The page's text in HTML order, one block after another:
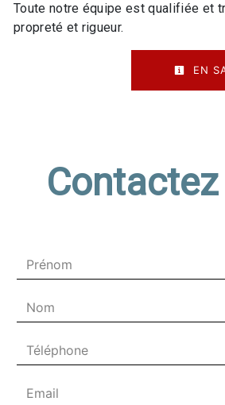
Toute notre équipe est qualifiée et
propreté et rigueur.
EN